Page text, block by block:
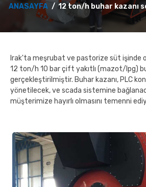
ANASAYFA 12 ton/h buhar kazanı
Irak'ta meşrubat ve pastorize süt işinde
12 ton/h 10 bar çift yakıtlı (mazot/lpg)
gerçekleştirilmiştir. Buhar kazanı, PLC
yönetilecek, ve scada sistemine
müşterimize hayırlı olmasını temenni